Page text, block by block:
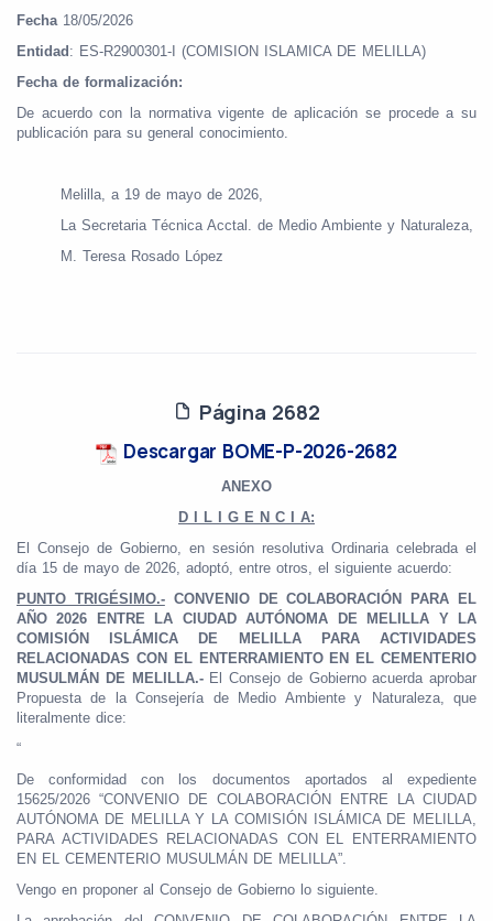
Fecha 18/05/2026
Entidad : ES-R2900301-I (COMISION ISLAMICA DE MELILLA)
Fecha de formalización:
De acuerdo con la normativa vigente de aplicación se procede a su
publicación para su general conocimiento.
Melilla, a 19 de mayo de 2026,
La Secretaria Técnica Acctal. de Medio Ambiente y Naturaleza,
M. Teresa Rosado López
Página 2682
Descargar BOME-P-2026-2682
ANEXO
D I L I G E N C I A:
El Consejo de Gobierno, en sesión resolutiva Ordinaria celebrada el
día 15 de mayo de 2026, adoptó, entre otros, el siguiente acuerdo:
PUNTO TRIGÉSIMO.- CONVENIO DE COLABORACIÓN PARA EL
AÑO 2026 ENTRE LA CIUDAD AUTÓNOMA DE MELILLA Y LA
COMISIÓN ISLÁMICA DE MELILLA PARA ACTIVIDADES
RELACIONADAS CON EL ENTERRAMIENTO EN EL CEMENTERIO
MUSULMÁN DE MELILLA.-El Consejo de Gobierno acuerda aprobar
Propuesta de la Consejería de Medio Ambiente y Naturaleza, que
literalmente dice:
“
De conformidad con los documentos aportados al expediente
15625/2026 “CONVENIO DE COLABORACIÓN ENTRE LA CIUDAD
AUTÓNOMA DE MELILLA Y LA COMISIÓN ISLÁMICA DE MELILLA,
PARA ACTIVIDADES RELACIONADAS CON EL ENTERRAMIENTO
EN EL CEMENTERIO MUSULMÁN DE MELILLA”.
Vengo en proponer al Consejo de Gobierno lo siguiente.